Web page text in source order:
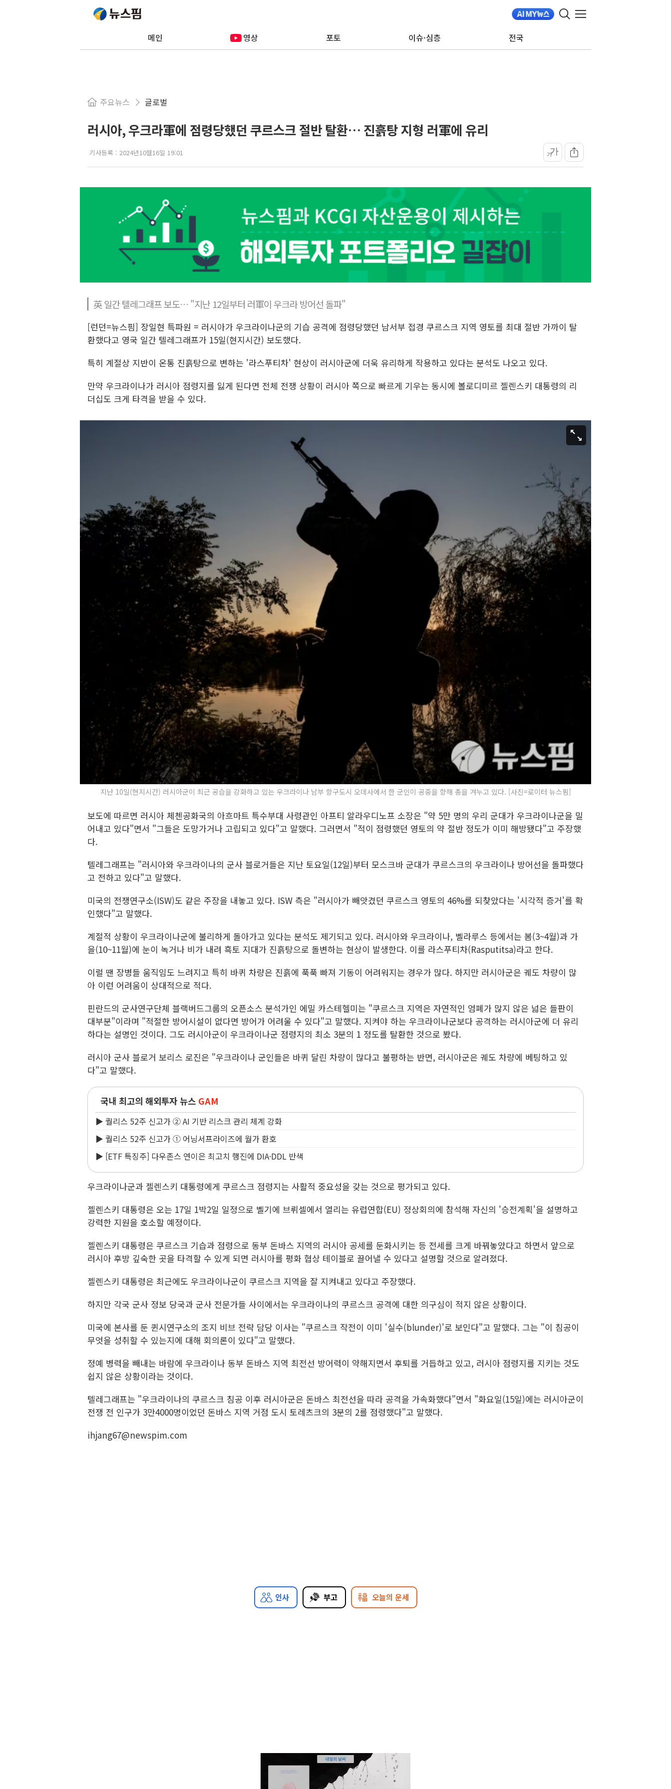
메인 영상 포토 이슈·심층 전국
주요뉴스 글로벌
러시아, 우크라軍에 점령당했던 쿠르스크 절반 탈환… 진흙탕 지형 러軍에 유리
기사등록 : 2024년10월16일 19:01 가가
英 일간 텔레그래프 보도… "지난 12일부터 러軍이 우크라 방어선 돌파"
[런던=뉴스핌] 장일현 특파원 = 러시아가 우크라이나군의 기습 공격에 점령당했던 남서부 접경 쿠르스크 지역 영토를 최대 절반 가까이 탈
환했다고 영국 일간 텔레그래프가 15일(현지시간) 보도했다.
특히 계절상 지반이 온통 진흙탕으로 변하는 '라스푸티차' 현상이 러시아군에 더욱 유리하게 작용하고 있다는 분석도 나오고 있다.
만약 우크라이나가 러시아 점령지를 잃게 된다면 전체 전쟁 상황이 러시아 쪽으로 빠르게 기우는 동시에 볼로디미르 젤렌스키 대통령의 리
더십도 크게 타격을 받을 수 있다.
지난 10일(현지시간) 러시아군이 최근 공습을 강화하고 있는 우크라이나 남부 항구도시 오데사에서 한 군인이 공중을 향해 총을 겨누고 있다. [사진=로이터 뉴스핌]
보도에 따르면 러시아 체첸공화국의 아흐마트 특수부대 사령관인 아프티 알라우디노프 소장은 "약 5만 명의 우리 군대가 우크라이나군을 밀
어내고 있다"면서 "그들은 도망가거나 고립되고 있다"고 말했다. 그러면서 "적이 점령했던 영토의 약 절반 정도가 이미 해방됐다"고 주장했
다.
텔레그래프는 "러시아와 우크라이나의 군사 블로거들은 지난 토요일(12일)부터 모스크바 군대가 쿠르스크의 우크라이나 방어선을 돌파했다
고 전하고 있다"고 말했다.
미국의 전쟁연구소(ISW)도 같은 주장을 내놓고 있다. ISW 측은 "러시아가 빼앗겼던 쿠르스크 영토의 46%를 되찾았다는 '시각적 증거'를 확
인했다"고 말했다.
계절적 상황이 우크라이나군에 불리하게 돌아가고 있다는 분석도 제기되고 있다. 러시아와 우크라이나, 벨라루스 등에서는 봄(3~4월)과 가
을(10~11월)에 눈이 녹거나 비가 내려 흑토 지대가 진흙탕으로 돌변하는 현상이 발생한다. 이를 라스푸티차(Rasputitsa)라고 한다.
이럴 땐 장병들 움직임도 느려지고 특히 바퀴 차량은 진흙에 푹푹 빠져 기동이 어려워지는 경우가 많다. 하지만 러시아군은 궤도 차량이 많
아 이런 어려움이 상대적으로 적다.
핀란드의 군사연구단체 블랙버드그룹의 오픈소스 분석가인 에밀 카스테헬미는 "쿠르스크 지역은 자연적인 엄폐가 많지 않은 넓은 들판이
대부분"이라며 "적절한 방어시설이 없다면 방어가 어려울 수 있다"고 말했다. 지켜야 하는 우크라이나군보다 공격하는 러시아군에 더 유리
하다는 설명인 것이다. 그도 러시아군이 우크라이나군 점령지의 최소 3분의 1 정도를 탈환한 것으로 봤다.
러시아 군사 블로거 보리스 로진은 "우크라이나 군인들은 바퀴 달린 차량이 많다고 불평하는 반면, 러시아군은 궤도 차량에 베팅하고 있
다"고 말했다.
국내 최고의 해외투자 뉴스 GAM
▶ 퀄리스 52주 신고가 ② AI 기반 리스크 관리 체계 강화
▶ 퀄리스 52주 신고가 ① 어닝서프라이즈에 월가 환호
▶ [ETF 특징주] 다우존스 연이은 최고치 행진에 DIA·DDL 반색
우크라이나군과 젤렌스키 대통령에게 쿠르스크 점령지는 사활적 중요성을 갖는 것으로 평가되고 있다.
젤렌스키 대통령은 오는 17일 1박2일 일정으로 벨기에 브뤼셀에서 열리는 유럽연합(EU) 정상회의에 참석해 자신의 '승전계획'을 설명하고
강력한 지원을 호소할 예정이다.
젤렌스키 대통령은 쿠르스크 기습과 점령으로 동부 돈바스 지역의 러시아 공세를 둔화시키는 등 전세를 크게 바꿔놓았다고 하면서 앞으로
러시아 후방 깊숙한 곳을 타격할 수 있게 되면 러시아를 평화 협상 테이블로 끌어낼 수 있다고 설명할 것으로 알려졌다.
젤렌스키 대통령은 최근에도 우크라이나군이 쿠르스크 지역을 잘 지켜내고 있다고 주장했다.
하지만 각국 군사 정보 당국과 군사 전문가들 사이에서는 우크라이나의 쿠르스크 공격에 대한 의구심이 적지 않은 상황이다.
미국에 본사를 둔 퀸시연구소의 조지 비브 전략 담당 이사는 "쿠르스크 작전이 이미 '실수(blunder)'로 보인다"고 말했다. 그는 "이 침공이
무엇을 성취할 수 있는지에 대해 회의론이 있다"고 말했다.
정예 병력을 빼내는 바람에 우크라이나 동부 돈바스 지역 최전선 방어력이 약해지면서 후퇴를 거듭하고 있고, 러시아 점령지를 지키는 것도
쉽지 않은 상황이라는 것이다.
텔레그래프는 "우크라이나의 쿠르스크 침공 이후 러시아군은 돈바스 최전선을 따라 공격을 가속화했다"면서 "화요일(15일)에는 러시아군이
전쟁 전 인구가 3만4000명이었던 돈바스 지역 거점 도시 토레츠크의 3분의 2를 점령했다"고 말했다.
ihjang67@newspim.com
인사 부고 오늘의 운세